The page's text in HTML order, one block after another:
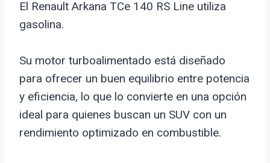
El Renault Arkana TCe 140 RS Line utiliza
gasolina.
Su motor turboalimentado está diseñado
para ofrecer un buen equilibrio entre potencia
y eficiencia, lo que lo convierte en una opción
ideal para quienes buscan un SUV con un
rendimiento optimizado en combustible.